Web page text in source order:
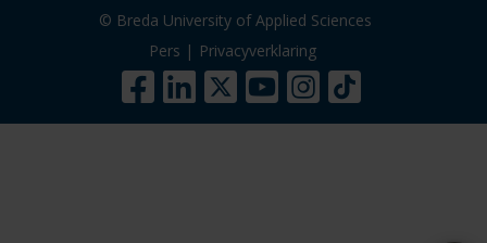
© Breda University of Applied Sciences
Pers | Privacyverklaring